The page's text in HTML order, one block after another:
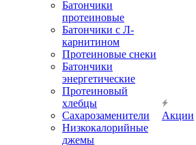
Батончики
протеиновые
Батончики с Л-
карнитином
Протеиновые снеки
Батончики
энергетические
Протеиновый
хлебцы
Сахарозаменители
Низкокалорийные
джемы
Акции